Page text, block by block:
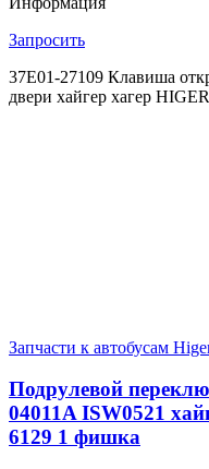
Запросить
37E01-27109 Клавиша
двери хайгер хагер HIGER
Запчасти к автобусам
Подрулевой
04011A ISW0521
6129 1 фишка